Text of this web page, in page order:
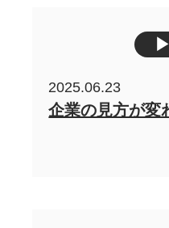
▶︎
2025.06.23
企業の見方が変